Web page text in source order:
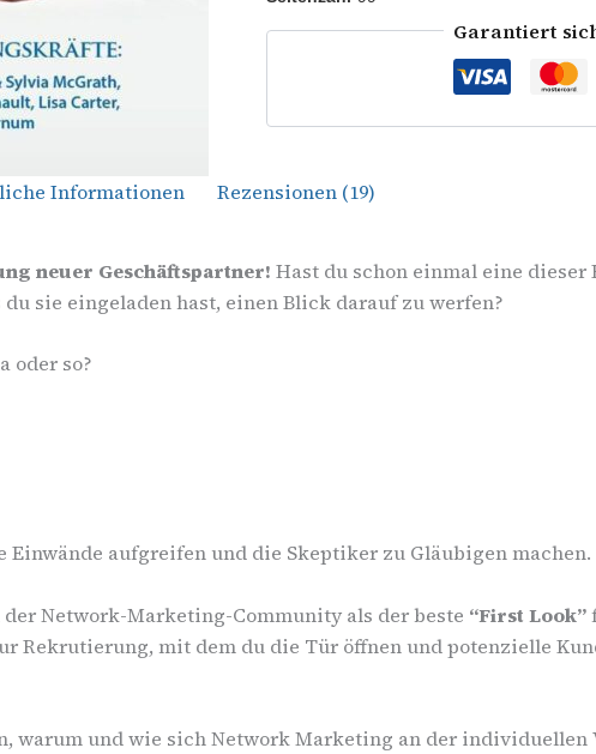
Garantiert
Informationen Rezensionen (19)
neuer Geschäftspartner! Hast du schon einmal eine dieser
sie eingeladen hast, einen Blick darauf zu werfen?
oder so?
aufgreifen und die Skeptiker zu Gläubigen machen.
Network-Marketing-Community als der beste “First Look”
Rekrutierung, mit dem du die Tür öffnen und potenzielle
warum und wie sich Network Marketing an der individuellen